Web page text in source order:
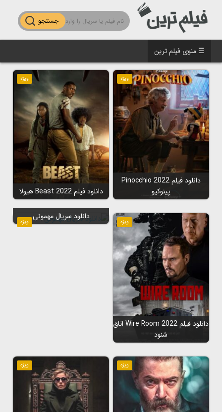
جستجو
☰ منوی فیلم ترین
ویژه
دانلود فیلم Pinocchio 2022
پینوکیو
ویژه
دانلود فیلم Beast 2022 هیولا
ویژه
دانلود فیلم Wire Room 2022 اتاق
شنود
ویژه
دانلود سریال مهمونی
ویژه ویژه